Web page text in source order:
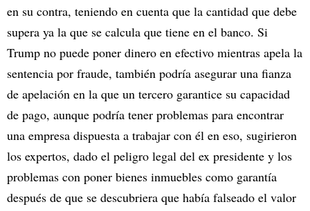
en su contra, teniendo en cuenta que la cantidad que debe
supera ya la que se calcula que tiene en el banco. Si
Trump no puede poner dinero en efectivo mientras apela la
sentencia por fraude, también podría asegurar una fianza
de apelación en la que un tercero garantice su capacidad
de pago, aunque podría tener problemas para encontrar
una empresa dispuesta a trabajar con él en eso, sugirieron
los expertos, dado el peligro legal del ex presidente y los
problemas con poner bienes inmuebles como garantía
después de que se descubriera que había falseado el valor